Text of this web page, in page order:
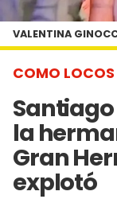
COMO LOCOS
la
Gran
explotó
VALENTINA